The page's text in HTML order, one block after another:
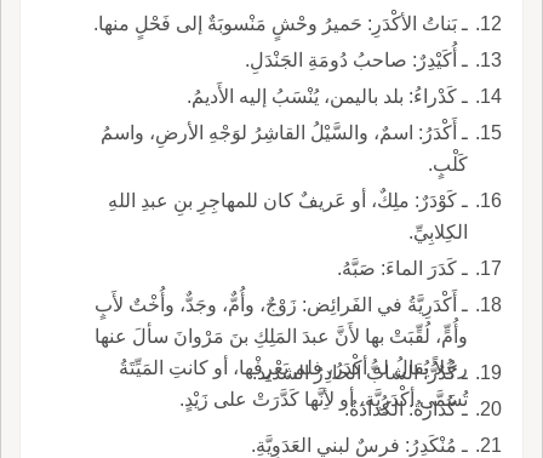
ـ بَناتُ الأكْدَرِ: حَميرُ وحْشٍ مَنْسوبَةٌ إلى فَحْلٍ منها.
ـ أُكَيْدِرٌ: صاحبُ دُومَةِ الجَنْدَلِ.
ـ كَدْراءُ: بلد باليمن، يُنْسَبُ إليه الأَديمُ.
ـ أَكْدَرُ: اسمٌ، والسَّيْلُ القاشِرُ لوَجْهِ الأرضِ، واسمُ
كَلْبٍ.
ـ كَوْدَرٌ: ملِكٌ، أو عَريفٌ كان للمهاجِرِ بنِ عبدِ اللهِ
الكِلابِيِّ.
ـ كَدَرَ الماءَ: صَبَّهُ.
ـ أَكْدَرِيَّةُ في الفَرائِض: زَوْجٌ، وأُمٌّ، وجَدٌّ، وأُخْتٌ لأَبٍ
وأُمٍّ، لُقِّبَتْ بها لأَنَّ عبدَ المَلِكِ بنَ مَرْوانَ سألَ عنها
رجُلاً يُقالُ له أكْدَرُ، فلم يَعْرِفْها، أو كانتِ المَيِّتَةُ
تُسَمَّى أكْدَرِيَّة، أو لأِنَّها كَدَّرَتْ على زَيْدٍ.
ـ كُدُرُّ: الشابُّ الحادِرُ الشديد.
ـ كُدارَةُ: الكُدادَةُ.
ـ مُنْكَدِرُ: فرسٌ لبني العَدَوِيَّةِ.